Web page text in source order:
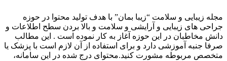
مجله زیبایی و سلامت “زیبا بمان” با هدف تولید محتوا در حوزه
جراحی های زیبایی و آرایشی و سلامت و بالا بردن سطح اطلاعات و
دانش مخاطبان در این حوزه آغاز به کار نموده است . این مطالب
صرفا جنبه آموزشی دارد و برای استفاده از آن لازم است با پزشک یا
متخصص مربوطه مشورت کنید.محتوای درج شده در این سامانه،